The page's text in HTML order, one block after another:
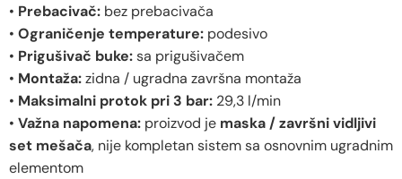
• Prebacivač: bez prebacivača
• Ograničenje temperature: podesivo
• Prigušivač buke:sa prigušivačem
• Montaža:zidna / ugradna završna montaža
• Maksimalni protok pri 3 bar: 29,3 l/min
• Važna napomena: proizvod je maska / završni vidljivi
set mešača, nije kompletan sistem sa osnovnim ugradnim
elementom